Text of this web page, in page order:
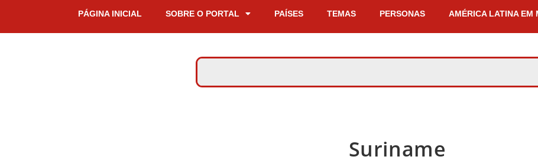
PÁGINA INICIAL SOBRE O PORTAL PAÍSES TEMAS PERSONAS AMÉRICA LATINA EM
Suriname